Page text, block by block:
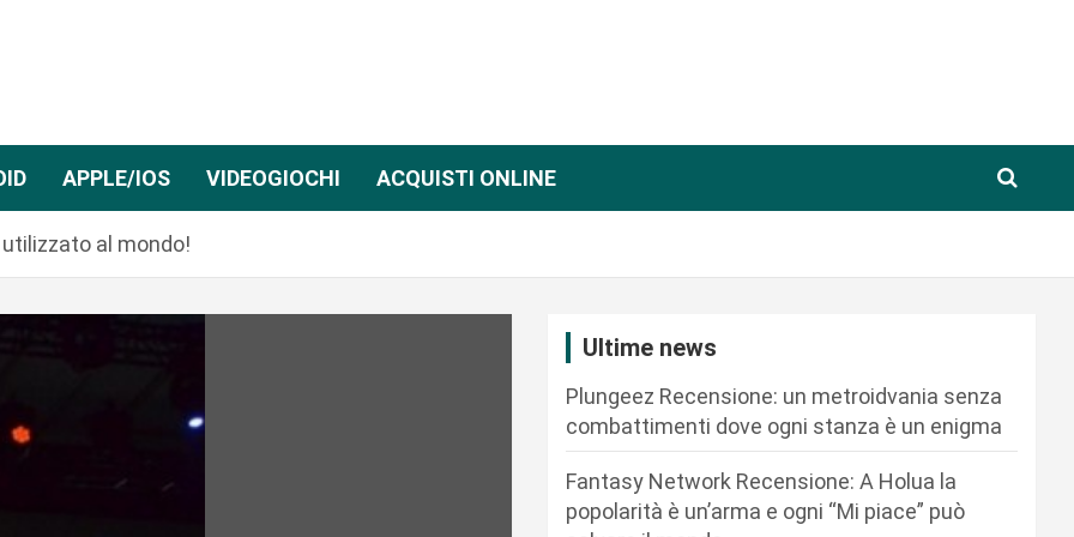
APPLE/IOS VIDEOGIOCHI ACQUISTI ONLINE
al mondo!
Ultime news
Plungeez Recensione: un metroidvania senza
combattimenti dove ogni stanza è un enigma
Fantasy Network Recensione: A Holua la
popolarità è un’arma e ogni “Mi piace” può